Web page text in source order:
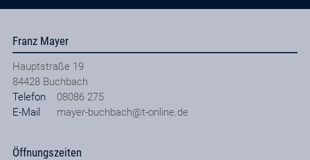
Franz Mayer
Hauptstraße 19
84428 Buchbach
Telefon
08086 275
E-Mail
mayer-buchbach@t-online.de
Öffnungszeiten